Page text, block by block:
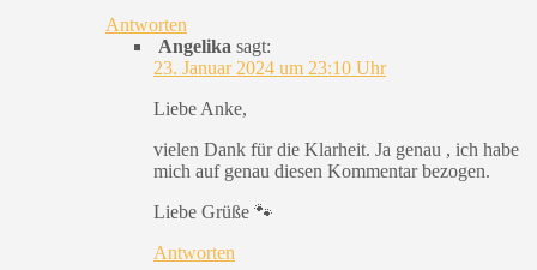
Antworten
Angelika sagt:
23. Januar 2024 um 23:10 Uhr
Liebe Anke,
vielen Dank für die Klarheit. Ja genau , ich habe
mich auf genau diesen Kommentar bezogen.
Liebe Grüße 🐾
Antworten